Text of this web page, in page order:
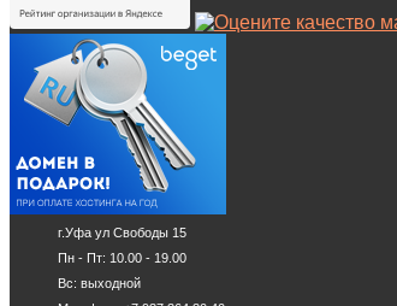
г.Уфа ул Свободы 15
Пн - Пт: 10.00 - 19.00
Вс: выходной